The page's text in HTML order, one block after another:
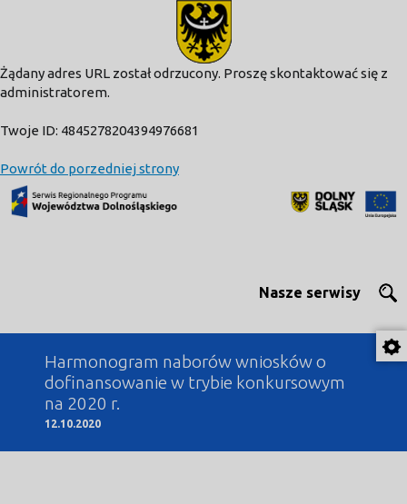
Żądany adres URL został odrzucony. Proszę skontaktować się z
administratorem.
Twoje ID: 4845278204394976681
Powrót do porzedniej strony
Nasze serwisy
Harmonogram naborów wniosków o
dofinansowanie w trybie konkursowym
na 2020 r.
12.10.2020
modal-check